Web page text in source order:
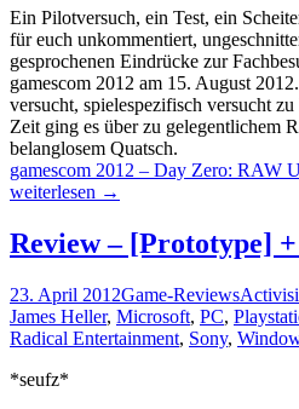
Ein Pilotversuch, ein Test, ein
für euch unkommentiert,
gesprochenen Eindrücke zur
gamescom 2012 am 15. August
versucht, spielespezifisch versucht
Zeit ging es über zu gelegentlichem
belanglosem Quatsch.
gamescom 2012 – Day Zero:
weiterlesen →
Review – [Prototype]
23. April 2012Game-Reviews
James Heller, Microsoft, PC,
Radical Entertainment, Sony,
*seufz*